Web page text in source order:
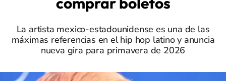
La artista mexico-estadounidense es una de las
máximas referencias en el hip hop latino y anuncia
nueva gira para primavera de 2026